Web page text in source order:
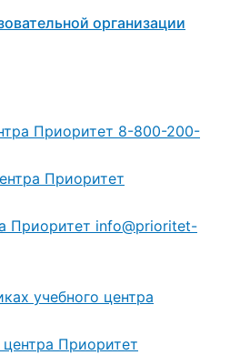
организации
8-800-200-
info@prioritet-